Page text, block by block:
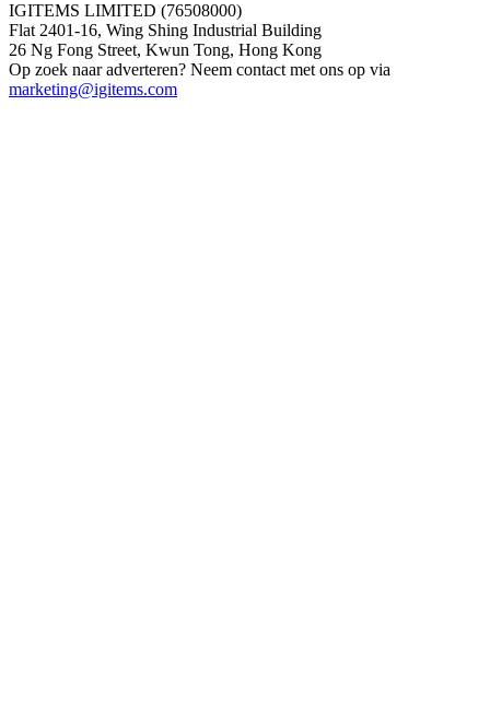
IGITEMS LIMITED (76508000)
Flat 2401-16, Wing Shing Industrial Building
26 Ng Fong Street, Kwun Tong, Hong Kong
Op zoek naar adverteren? Neem contact met ons op via
marketing@igitems.com